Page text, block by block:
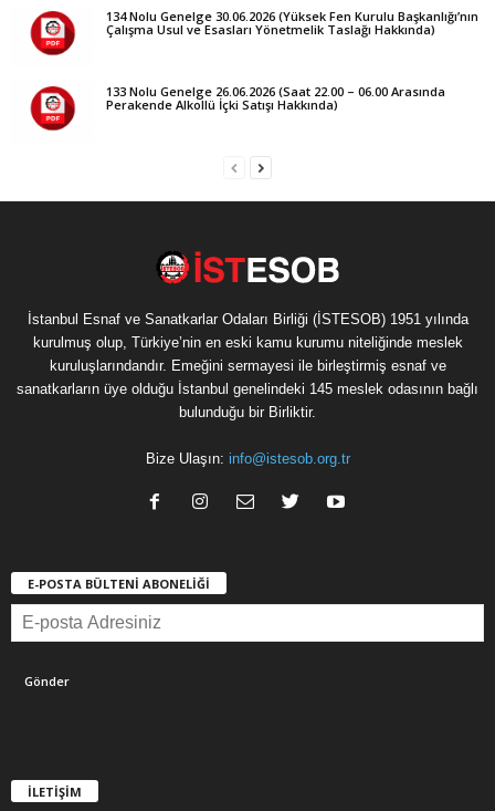
134 Nolu Genelge 30.06.2026 (Yüksek Fen Kurulu Başkanlığı’nın
Çalışma Usul ve Esasları Yönetmelik Taslağı Hakkında)
133 Nolu Genelge 26.06.2026 (Saat 22.00 – 06.00 Arasında
Perakende Alkollü İçki Satışı Hakkında)
İstanbul Esnaf ve Sanatkarlar Odaları Birliği (İSTESOB) 1951 yılında
kurulmuş olup, Türkiye’nin en eski kamu kurumu niteliğinde meslek
kuruluşlarındandır. Emeğini sermayesi ile birleştirmiş esnaf ve
sanatkarların üye olduğu İstanbul genelindeki 145 meslek odasının bağlı
bulunduğu bir Birliktir.
Bize Ulaşın: info@istesob.org.tr
E-POSTA BÜLTENİ ABONELİĞİ
İLETİŞİM